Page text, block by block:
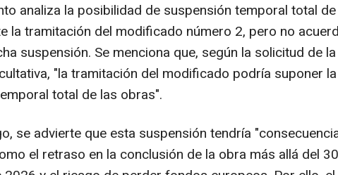
analiza la posibilidad de suspensión temporal total
la tramitación del modificado número 2, pero no
suspensión. Se menciona que, según la solicitud de la
"la tramitación del modificado podría suponer la
total de las obras".
se advierte que esta suspensión tendría
el retraso en la conclusión de la obra más allá del